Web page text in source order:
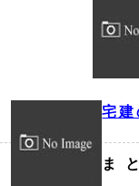
宅建
ま